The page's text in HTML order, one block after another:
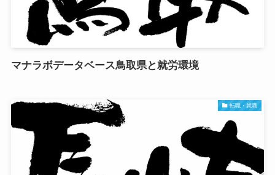
マナラボデータベース鳥取県と就労環境
転職・就職